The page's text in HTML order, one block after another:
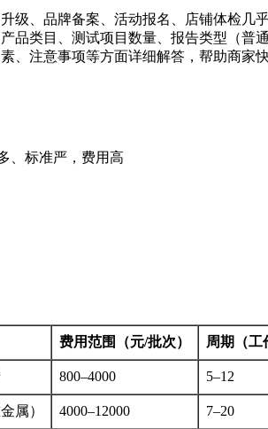
级、品牌备案、活动报名、店铺体检
品类目、测试项目数量、报告类型（
、注意事项等方面详细解答，帮助商
、标准严，费用高
费用范围（元/批次） 周期（工
800–4000 5–12
属） 4000–12000 7–20